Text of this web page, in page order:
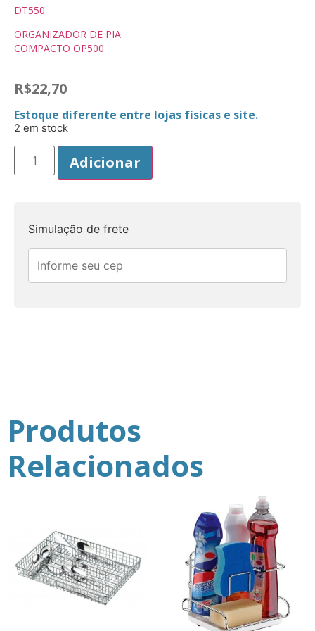
DT550
ORGANIZADOR DE PIA
COMPACTO OP500
R$22,70
Estoque diferente entre lojas físicas e site.
2 em stock
Adicionar
Simulação de frete
Produtos
Relacionados